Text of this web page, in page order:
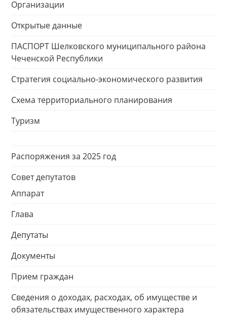
Организации
Открытые данные
ПАСПОРТ Шелковского муниципального района
Чеченской Республики
Стратегия социально-экономического развития
Схема территориального планирования
Туризм
Распоряжения за 2025 год
Совет депутатов
Аппарат
Глава
Депутаты
Документы
Прием граждан
Сведения о доходах, расходах, об имуществе и
обязательствах имущественного характера